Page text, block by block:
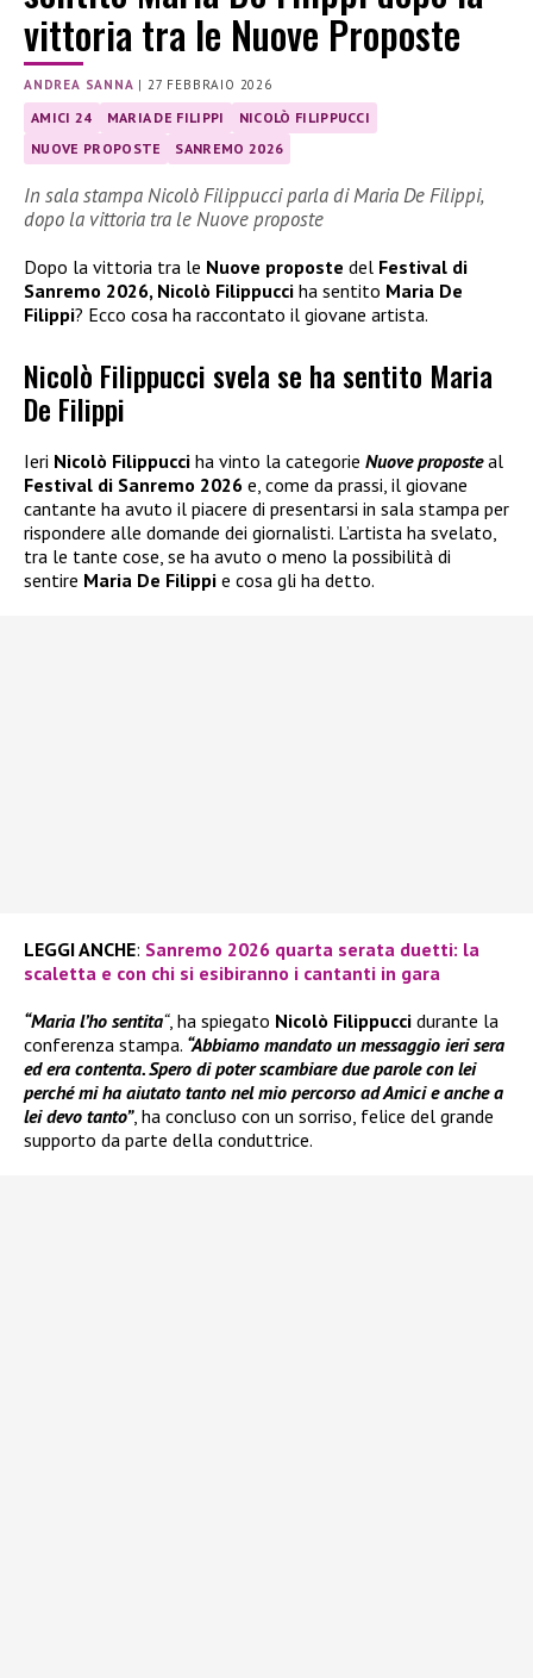
vittoria tra le Nuove Proposte
ANDREA SANNA | 27 FEBBRAIO 2026
AMICI 24 MARIA DE FILIPPI
NICOLÒ FILIPPUCCI
NUOVE PROPOSTE
SANREMO 2026
In sala stampa Nicolò Filippucci parla di Maria De Filippi,
dopo la vittoria tra le Nuove proposte
Dopo la vittoria tra le Nuove proposte del Festival di
Sanremo 2026, Nicolò Filippucci ha sentito Maria De
Filippi? Ecco cosa ha raccontato il giovane artista.
Nicolò Filippucci svela se ha sentito Maria
De Filippi
Ieri Nicolò Filippucci ha vinto la categorie Nuove proposteal
Festival di Sanremo 2026 e, come da prassi, il giovane
cantante ha avuto il piacere di presentarsi in sala stampa per
rispondere alle domande dei giornalisti. L’artista ha svelato,
tra le tante cose, se ha avuto o meno la possibilità di
sentire Maria De Filippi e cosa gli ha detto.
LEGGI ANCHE: Sanremo 2026 quarta serata duetti: la
scaletta e con chi si esibiranno i cantanti in gara
“Maria l’ho sentita“, ha spiegato Nicolò Filippucci durante la
conferenza stampa. “Abbiamo mandato un messaggio ieri sera
ed era contenta. Spero di poter scambiare due parole con lei
perché mi ha aiutato tanto nel mio percorso ad Amici e anche a
lei devo tanto”, ha concluso con un sorriso, felice del grande
supporto da parte della conduttrice.